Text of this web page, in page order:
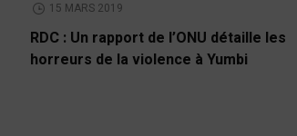
15 MARS 2019
RDC : Un rapport de l’ONU détaille les
horreurs de la violence à Yumbi